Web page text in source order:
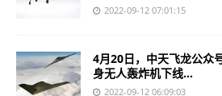
2022-09-12 07:01:15
4月20日，中天飞龙公众
身无人轰炸机下线...
2022-09-12 06:09:03